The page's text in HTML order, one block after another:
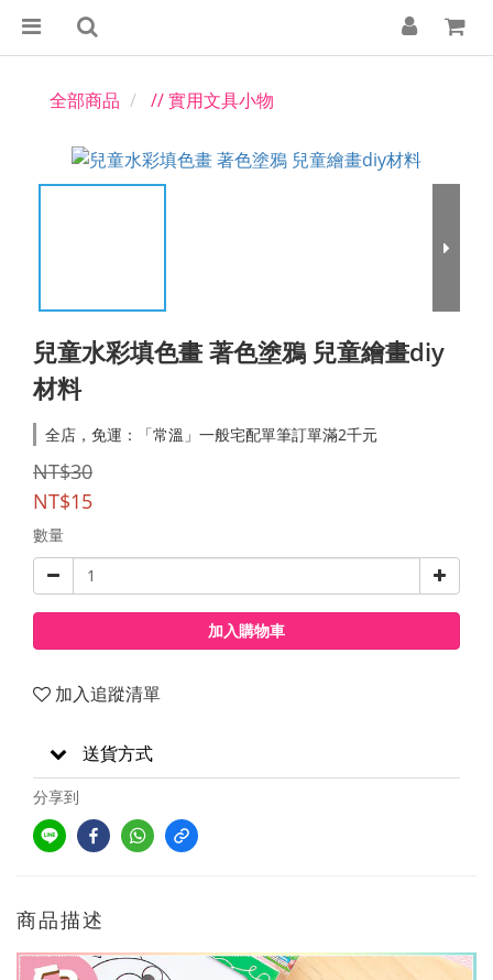
全部商品 // 實用文具小物
兒童水彩填色畫 著色塗鴉 兒童繪畫diy
材料
全店，免運：「常溫」一般宅配單筆訂單滿2千元
NT$30
NT$15
數量
加入購物車
加入追蹤清單
送貨方式
分享到
商品描述